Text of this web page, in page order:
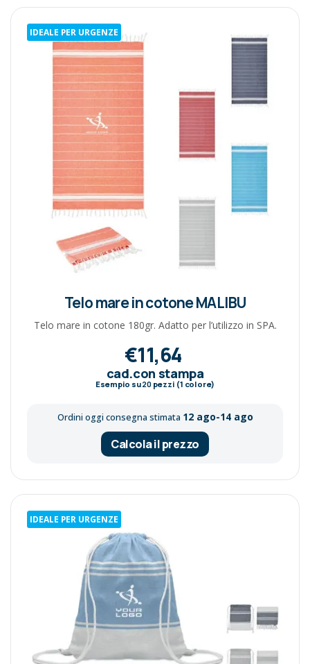
IDEALE PER URGENZE
Telo mare in cotone MALIBU
Telo mare in cotone 180gr. Adatto per l’utilizzo in SPA.
€11,64
cad.con stampa
Esempio su20pezzi (1 colore)
Ordini oggi consegna stimata 12 ago-14 ago
Calcola il prezzo
IDEALE PER URGENZE